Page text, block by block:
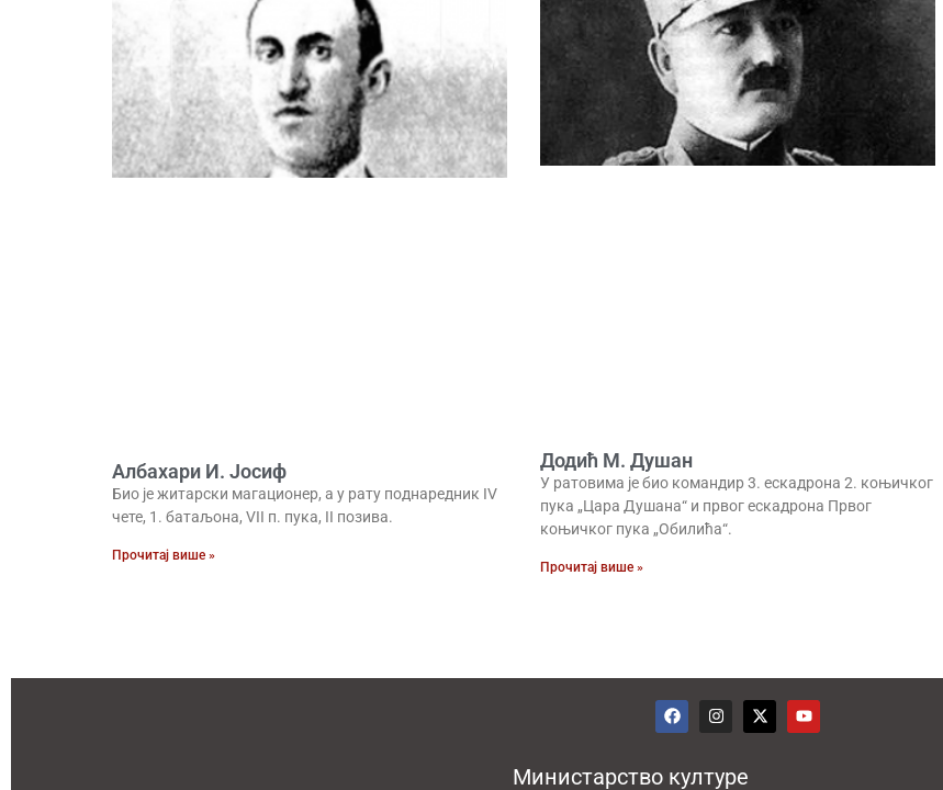
Албахари И. Јосиф
Био је житарски магационер, а у рату поднаредник IV
чете, 1. батаљона, VII п. пука, II позива.
Прочитај више »
Додић М. Душан
У ратовима је био командир 3. ескадрона 2. коњичког
пука „Цара Душана“ и првог ескадрона Првог
коњичког пука „Обилића“.
Прочитај више »
Министарство културе